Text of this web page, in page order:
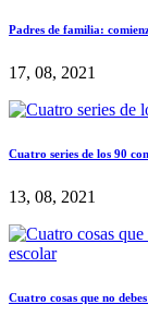
Padres de familia:
17, 08, 2021
Cuatro series de los 90
13, 08, 2021
Cuatro cosas que no